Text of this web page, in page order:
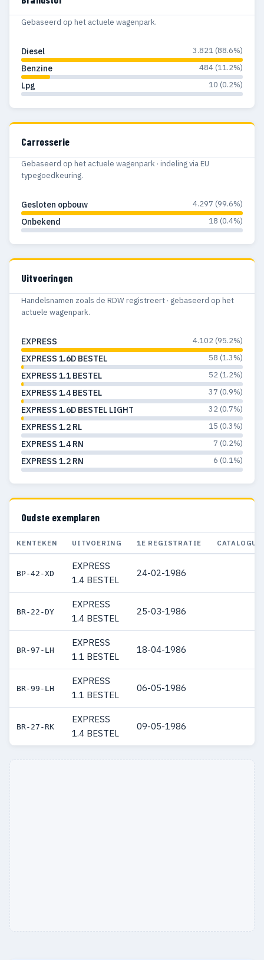
Gebaseerd op het actuele wagenpark.
Diesel 3.821 (88.6%)
Benzine 484 (11.2%)
Lpg 10 (0.2%)
Carrosserie
Gebaseerd op het actuele wagenpark · indeling via EU
typegoedkeuring.
Gesloten opbouw 4.297 (99.6%)
Onbekend 18 (0.4%)
Uitvoeringen
Handelsnamen zoals de RDW registreert · gebaseerd op het
actuele wagenpark.
EXPRESS 4.102 (95.2%)
EXPRESS 1.6D BESTEL 58 (1.3%)
EXPRESS 1.1 BESTEL 52 (1.2%)
EXPRESS 1.4 BESTEL 37 (0.9%)
EXPRESS 1.6D BESTEL LIGHT 32 (0.7%)
EXPRESS 1.2 RL 15 (0.3%)
EXPRESS 1.4 RN 7 (0.2%)
EXPRESS 1.2 RN 6 (0.1%)
Oudste exemplaren
KENTEKEN UITVOERING 1E REGISTRATIE
BP-42-XD
EXPRESS
1.4 BESTEL
24-02-1986
BR-22-DY
EXPRESS
1.4 BESTEL
25-03-1986
BR-97-LH
EXPRESS
1.1 BESTEL
18-04-1986
BR-99-LH
EXPRESS
1.1 BESTEL
06-05-1986
BR-27-RK
EXPRESS
1.4 BESTEL
09-05-1986